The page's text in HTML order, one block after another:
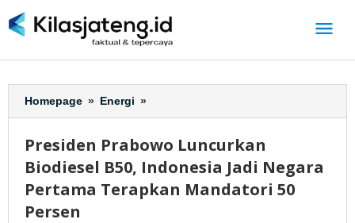
ke
Homepage » Energi »
Prabowo
Biodiesel
B50,
Indonesia
Presiden Prabowo Luncurkan
Biodiesel B50, Indonesia Jadi Negara
Pertama Terapkan Mandatori 50
Persen